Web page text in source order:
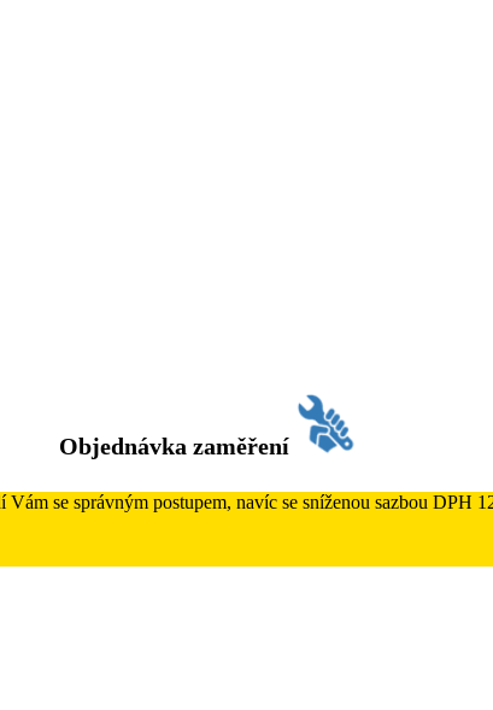
Objednávka zaměření
se správným postupem, navíc se sníženou sazbou